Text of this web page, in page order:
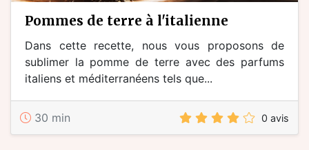
pommes de terre à l'italienne
Dans cette recette, nous vous proposons de
sublimer la pomme de terre avec des parfums
italiens et méditerranéens tels que...
30 min 0 avis